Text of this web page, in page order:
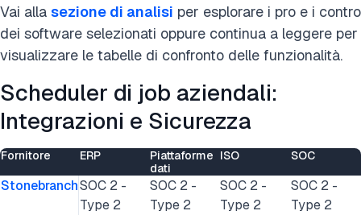
Vai alla sezione di analisi per esplorare i pro e i contro
dei software selezionati oppure continua a leggere per
visualizzare le tabelle di confronto delle funzionalità.
Scheduler di job aziendali:
Integrazioni e Sicurezza
Fornitore ERP
Piattaforme
dati
ISO SOC
StonebranchSOC 2 -
Type 2
SOC 2 -
Type 2
SOC 2 -
Type 2
SOC 2 -
Type 2